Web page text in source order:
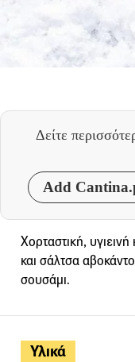
Δείτε
Add
Υλικά
Χορταστική, υγιεινή
και σάλτσα
σουσάμι.